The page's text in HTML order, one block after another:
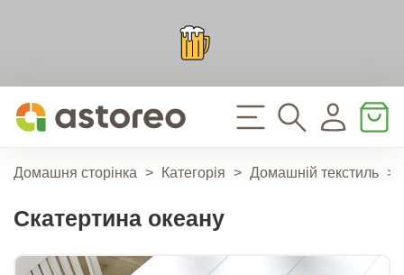
Домашня сторінка > Категорія > Домашній текстиль >
Скатертина океану